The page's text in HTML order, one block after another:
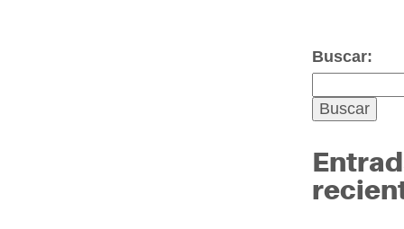
Buscar: